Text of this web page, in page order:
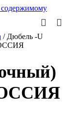
/ Дюбель -U